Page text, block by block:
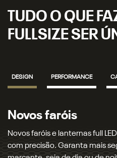
TUDO O QUE
FULLSIZE SER
DESIGN PERFORMANCE
Novos faróis
Novos faróis e lanternas full
com precisão. Garanta mais